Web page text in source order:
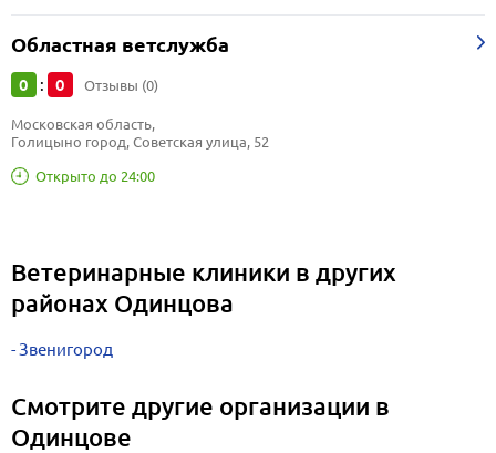
Областная ветслужба
0 : 0 Отзывы (0)
Открыто до 24:00
Московская область,
Голицыно город, Советская улица, 52
Ветеринарные клиники в других
районах Одинцова
Звенигород
Смотрите другие организации в
Одинцове